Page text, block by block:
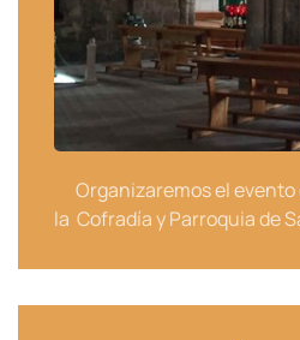
Organizaremos el
la Cofradía y Parroquia de